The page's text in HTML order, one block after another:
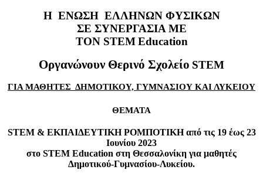
Η ΕΝΩΣΗ ΕΛΛΗΝΩΝ ΦΥΣΙΚΩΝ
ΣΕ ΣΥΝΕΡΓΑΣΙΑ ΜΕ
ΤΟΝ STEM Education
Οργανώνουν Θερινό Σχολείο STEM
ΓΙΑ ΜΑΘΗΤΕΣ ΔΗΜΟΤΙΚΟΥ, ΓΥΜΝΑΣΙΟΥ ΚΑΙ ΛΥΚΕΙΟΥ
ΘΕΜΑΤΑ
STEM& ΕΚΠΑΙΔΕΥΤΙΚΗ ΡΟΜΠΟΤΙΚΗ από τις 19 έως 23
Ιουνίου 2023
στο STEM Education στη Θεσσαλονίκη για μαθητές
Δημοτικού-Γυμνασίου-Λυκείου.